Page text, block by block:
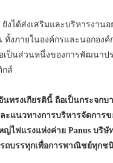
ยังได้ส่งเสริมและบริหารงาน
ทั้งภายในองค์กรและนอกองค์
เป็นส่วนหนึ่งของการพัฒนาป
กส์
นทรงเกียรตินี้ ถือเป็นกระจก
ะแนวทางการบริหารจัดการข
ญ่ไฟแรงแห่งค่าย Panus บริษั
ถบรรทุกเพื่อการพาณิชย์ทุกช